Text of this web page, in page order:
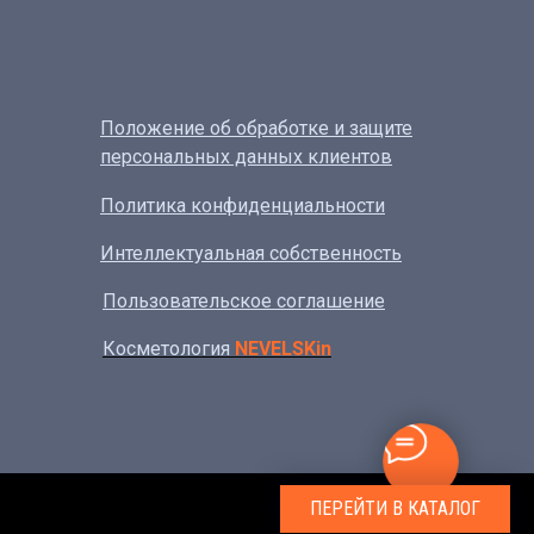
Политика конфиденциальности
Пользовательское соглашение
Положение об обработке и защите
персональных данных клиентов
Интеллектуальная собственность
Косметология NEVELSKin
ПЕРЕЙТИ В КАТАЛОГ